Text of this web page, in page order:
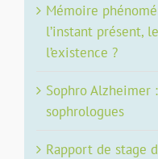
Mémoire
l’instant présent,
l’existence ?
Sophro
sophrologues
Rapport de stage